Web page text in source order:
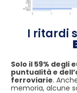
I ritardi
Solo il 59% degli
puntualità e
ferroviarie.
memoria, alcune